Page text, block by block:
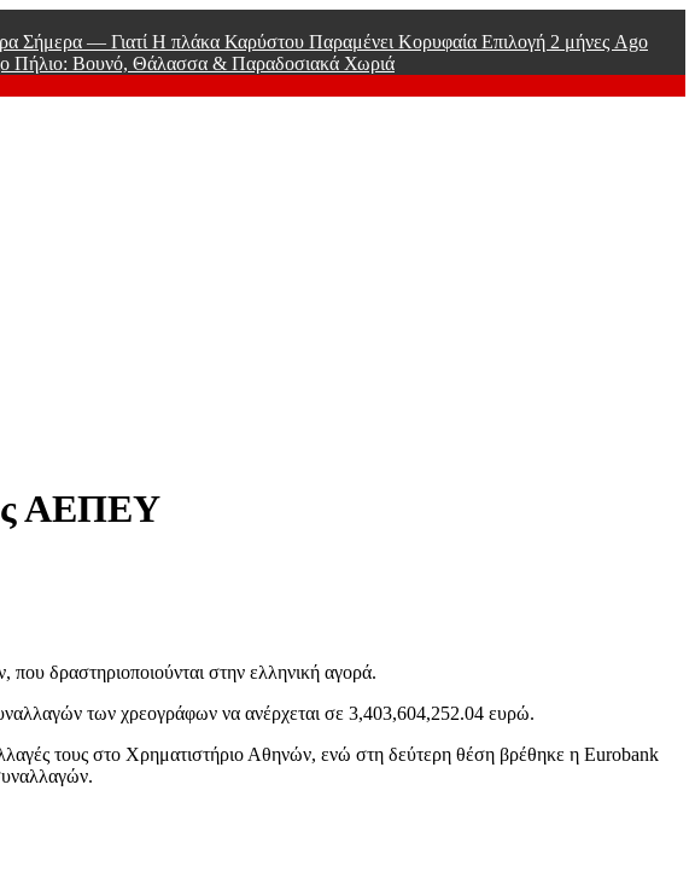
Σήμερα — Γιατί Η πλάκα Καρύστου Παραμένει Κορυφαία Επιλογή 2 μήνες Ago
Πήλιο: Βουνό, Θάλασσα & Παραδοσιακά Χωριά
ΑΕΠΕΥ
δραστηριοποιούνται στην ελληνική αγορά.
των χρεογράφων να ανέρχεται σε 3,403,604,252.04 ευρώ.
τους στο Χρηματιστήριο Αθηνών, ενώ στη δεύτερη θέση βρέθηκε η Eurobank